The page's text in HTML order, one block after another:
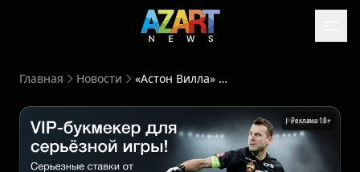
Главная Новости «Астон Вилла» вернулась в финал еврокубка спустя 44 года ожидания
Реклама